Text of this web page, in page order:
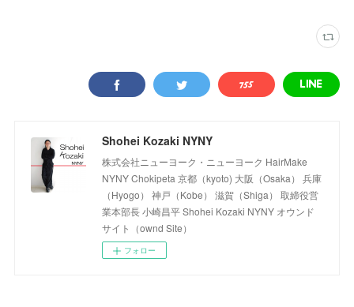
Shohei Kozaki NYNY
株式会社ニューヨーク・ニューヨーク HairMake
NYNY Chokipeta 京都（kyoto) 大阪（Osaka） 兵庫
（Hyogo） 神戸（Kobe） 滋賀（Shiga） 取締役営
業本部長 小崎昌平 Shohei Kozaki NYNY オウンド
サイト（ownd Site）
フォロー